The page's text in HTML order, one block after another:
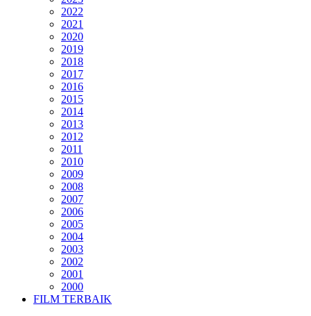
2022
2021
2020
2019
2018
2017
2016
2015
2014
2013
2012
2011
2010
2009
2008
2007
2006
2005
2004
2003
2002
2001
2000
FILM TERBAIK